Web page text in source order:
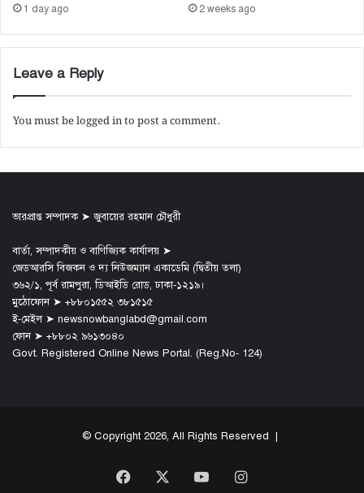
1 day ago 2 weeks ago
Leave a Reply
You must belogged into post a comment.
ভারপ্রাপ্ত সম্পাদক ➤ জুবায়ের রহমান চৌধুরী
বার্তা, সম্পাদকীয় ও বাণিজ্যিক কার্যালয় ➤
জেডআরসি বিজকন ও দ্য নিউজম্যান একাডেমি (দ্বিতীয় তলা)
৩৬২/১, পূর্ব রামপুরা, ডিআইডি রোড, ঢাকা-১২১৯।
মুঠোফোন ➤ +৮৮০১৫৫২ ৩৮১৫১৫
ই-মেইল ➤ newsnowbanglabd@gmail.com
ফোন ➤ +৮৮০২ ৯৬১৩০৪০
Govt. Registered Online News Portal. (Reg.No- 124)
© Copyright 2026, All Rights Reserved |
Facebook YouTubeInstagram